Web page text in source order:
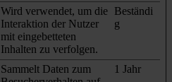
Wird verwendet, um die
Interaktion der Nutzer
mit eingebetteten
Inhalten zu verfolgen.
Beständi
g
Sammelt Daten zum
1 Jahr